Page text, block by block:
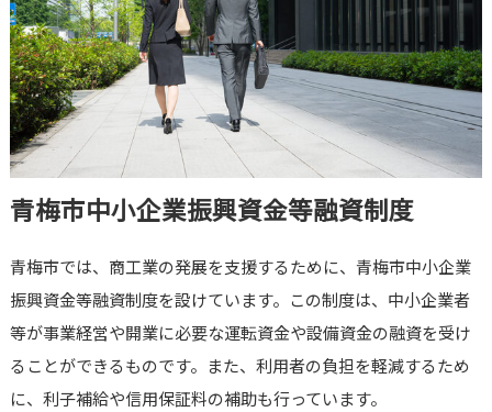
青梅市中小企業振興資金等融資制度
青梅市では、商工業の発展を支援するために、青梅市中小企業
振興資金等融資制度を設けています。この制度は、中小企業者
等が事業経営や開業に必要な運転資金や設備資金の融資を受け
ることができるものです。また、利用者の負担を軽減するため
に、利子補給や信用保証料の補助も行っています。